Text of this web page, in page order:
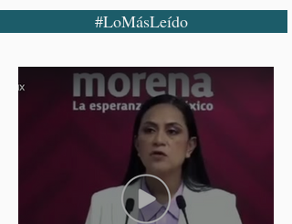
#LoMásLeído